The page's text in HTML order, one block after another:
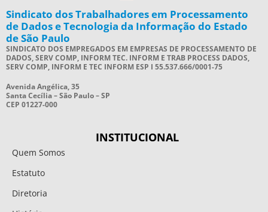
Sindicato dos Trabalhadores em Processamento
de Dados e Tecnologia da Informação do Estado
de São Paulo
SINDICATO DOS EMPREGADOS EM EMPRESAS DE PROCESSAMENTO DE
DADOS, SERV COMP, INFORM TEC. INFORM E TRAB PROCESS DADOS,
SERV COMP, INFORM E TEC INFORM ESP I 55.537.666/0001-75
Avenida Angélica, 35
Santa Cecília – São Paulo – SP
CEP 01227-000
INSTITUCIONAL
Quem Somos
Estatuto
Diretoria